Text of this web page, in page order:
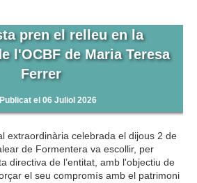
pren el relleu en la
l'OCBF de Maria Teresa
Ferrer
Publicat el 06 Juliol 2026
extraordinària celebrada el dijous 2 de
de Formentera va escollir, per
directiva de l’entitat, amb l'objectiu de
el seu compromís amb el patrimoni